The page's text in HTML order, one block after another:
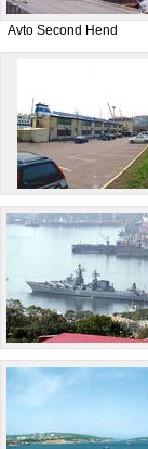
Avto Second Hend